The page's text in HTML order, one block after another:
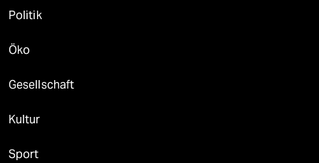
Politik
Öko
Gesellschaft
Kultur
Sport